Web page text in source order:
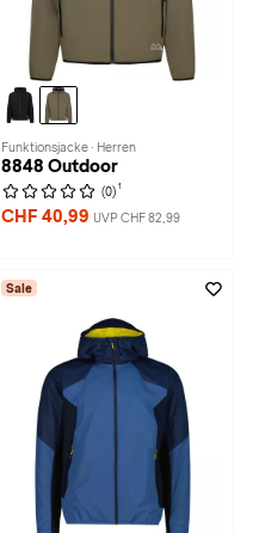
Funktionsjacke · Herren
8848 Outdoor
(0) 1
CHF 40,99 UVP CHF 82,99
Sale